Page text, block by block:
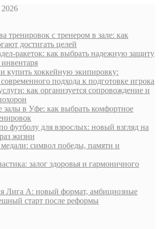
2026
тренировок с тренером в зале: как
достигать целей
ракеток: как выбрать надежную защиту
купить хоккейную экипировку:
подхода к подготовке игрока
как организуется сопровождение и
залы в Уфе: как выбрать комфортное
футболу для взрослых: новый взгляд на
жизни
символ победы, памяти и
залог здоровья и гармоничного
Лига А: новый формат, амбициозные
старт после реформы